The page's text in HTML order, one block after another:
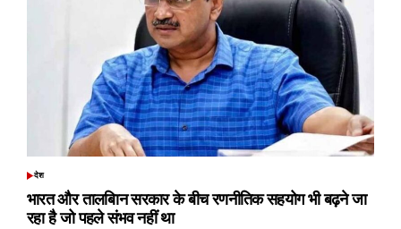
POSTED
देश
भारत और तालबिान सरकार के बीच रणनीतिक सहयोग भी बढ़ने जा
रहा है जो पहले संभव नहीं था